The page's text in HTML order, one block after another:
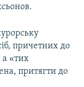
причетних до
а «тих
притягти до